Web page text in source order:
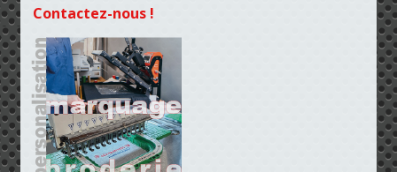
Contactez-nous !